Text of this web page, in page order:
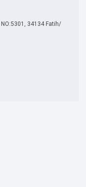
NO:5301, 34134 Fatih/